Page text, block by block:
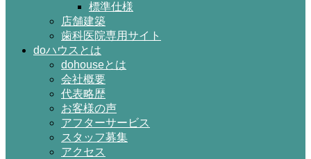
標準仕様
店舗建築
歯科医院専用サイト
doハウスとは
dohouseとは
会社概要
代表略歴
お客様の声
アフターサービス
スタッフ募集
アクセス